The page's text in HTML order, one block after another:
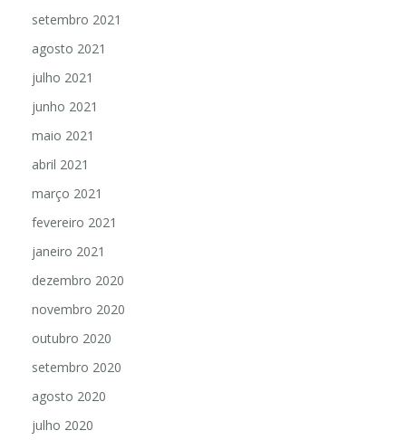
setembro 2021
agosto 2021
julho 2021
junho 2021
maio 2021
abril 2021
março 2021
fevereiro 2021
janeiro 2021
dezembro 2020
novembro 2020
outubro 2020
setembro 2020
agosto 2020
julho 2020